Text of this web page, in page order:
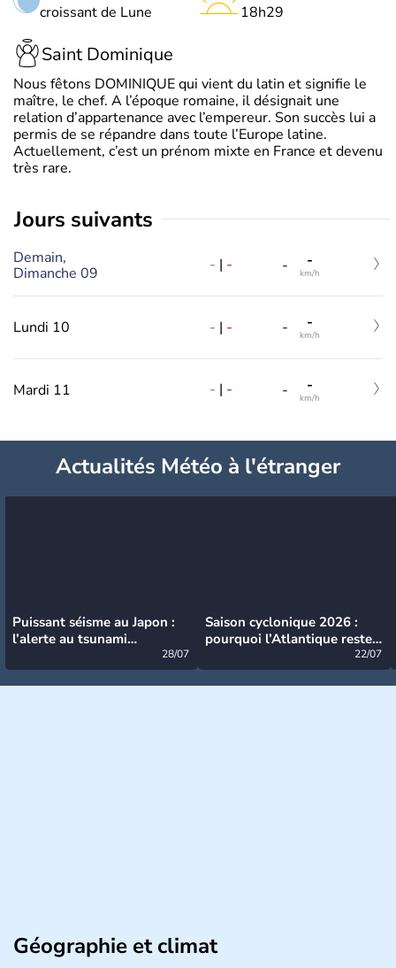
croissant de Lune 18h29
Saint Dominique
Nous fêtons DOMINIQUE qui vient du latin et signifie le
maître, le chef. A l’époque romaine, il désignait une
relation d’appartenance avec l’empereur. Son succès lui a
permis de se répandre dans toute l’Europe latine.
Actuellement, c’est un prénom mixte en France et devenu
très rare.
jours suivants
Demain,
Dimanche 09
- | - - -
km/h
Lundi 10 - | - - -
km/h
Mardi 11 - | - - -
km/h
Actualités Météo à l'étranger
Puissant séisme au Japon :
l’alerte au tsunami
28/07
Saison cyclonique 2026 :
pourquoi l’Atlantique reste
22/07
Géographie et climat